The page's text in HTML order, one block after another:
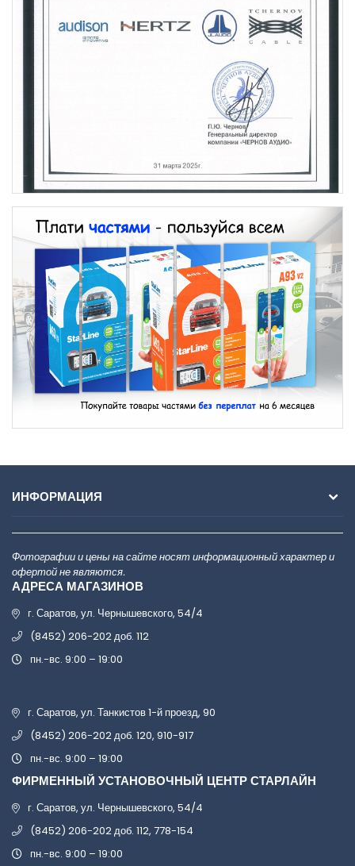
ИНФОРМАЦИЯ
Фотографии и цены на сайте носят информационный характер и
офертой не являются.
АДРЕСА МАГАЗИНОВ
г. Саратов, ул. Чернышевского, 54/4
(8452) 206-202 доб. 112
пн.-вс. 9:00 – 19:00
г. Саратов, ул. Танкистов 1-й проезд, 90
(8452) 206-202 доб. 120, 910-917
пн.-вс. 9:00 – 19:00
ФИРМЕННЫЙ УСТАНОВОЧНЫЙ ЦЕНТР СТАРЛАЙН
г. Саратов, ул. Чернышевского, 54/4
(8452) 206-202 доб. 112, 778-154
пн.-вс. 9:00 – 19:00